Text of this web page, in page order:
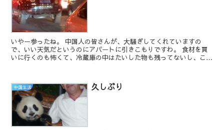
いやー参ったね。 中国人の皆さんが、大騒ぎしてくれていますの
で、いい天気だというのにアパートに引きこもりですわ。 食材を買
いに行くのも怖くて、冷蔵庫の中はたいした物も残ってないし、こん
中国生活 久しぶり